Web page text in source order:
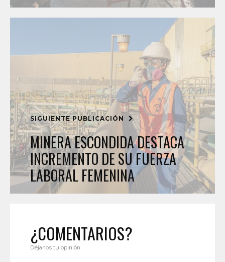
SIGUIENTE PUBLICACIÓN
MINERA ESCONDIDA DESTACA
INCREMENTO DE SU FUERZA
LABORAL FEMENINA
¿COMENTARIOS?
Déjanos tu opinión.